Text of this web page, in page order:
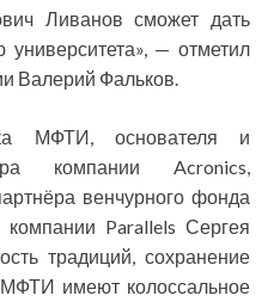
Ливанов сможет дать
— отметил
Валерий Фальков.
МФТИ, основателя и
компании Acronics,
венчурного фонда
компании Parallels Сергея
традиций, сохранение
имеют колоссальное